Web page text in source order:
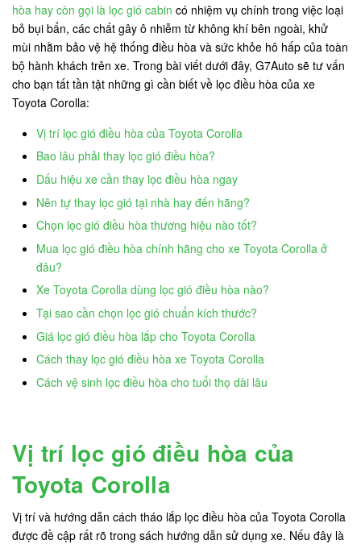
hòa hay còn gọi là lọc gió cabin có nhiệm vụ chính trong việc loại
bỏ bụi bẩn, các chất gây ô nhiễm từ không khí bên ngoài, khử
mùi nhằm bảo vệ hệ thống điều hòa và sức khỏe hô hấp của toàn
bộ hành khách trên xe. Trong bài viết dưới đây, G7Auto sẽ tư vấn
cho bạn tất tần tật những gì cần biết về lọc điều hòa của xe
Toyota Corolla:
Vị trí lọc gió điều hòa của Toyota Corolla
Bao lâu phải thay lọc gió điều hòa?
Dấu hiệu xe cần thay lọc điều hòa ngay
Nên tự thay lọc gió tại nhà hay đến hãng?
Chọn lọc gió điều hòa thương hiệu nào tốt?
Mua lọc gió điều hòa chính hãng cho xe Toyota Corolla ở
đâu?
Xe Toyota Corolla dùng lọc gió điều hòa nào?
Tại sao cần chọn lọc gió chuẩn kích thước?
Giá lọc gió điều hòa lắp cho Toyota Corolla
Cách thay lọc gió điều hòa xe Toyota Corolla
Cách vệ sinh lọc điều hòa cho tuổi thọ dài lâu
Vị trí lọc gió điều hòa của
Toyota Corolla
Vị trí và hướng dẫn cách tháo lắp lọc điều hòa của Toyota Corolla
được đề cập rất rõ trong sách hướng dẫn sử dụng xe. Nếu đây là